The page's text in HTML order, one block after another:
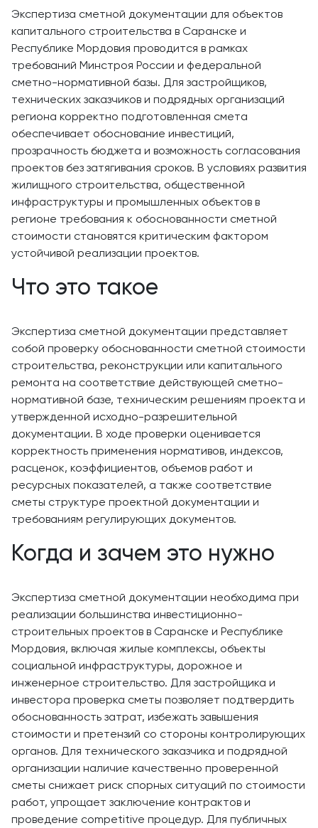
Экспертиза сметной документации для объектов
капитального строительства в Саранске и
Республике Мордовия проводится в рамках
требований Минстроя России и федеральной
сметно-нормативной базы. Для застройщиков,
технических заказчиков и подрядных организаций
региона корректно подготовленная смета
обеспечивает обоснование инвестиций,
прозрачность бюджета и возможность согласования
проектов без затягивания сроков. В условиях развития
жилищного строительства, общественной
инфраструктуры и промышленных объектов в
регионе требования к обоснованности сметной
стоимости становятся критическим фактором
устойчивой реализации проектов.
Что это такое
Экспертиза сметной документации представляет
собой проверку обоснованности сметной стоимости
строительства, реконструкции или капитального
ремонта на соответствие действующей сметно-
нормативной базе, техническим решениям проекта и
утвержденной исходно-разрешительной
документации. В ходе проверки оценивается
корректность применения нормативов, индексов,
расценок, коэффициентов, объемов работ и
ресурсных показателей, а также соответствие
сметы структуре проектной документации и
требованиям регулирующих документов.
Когда и зачем это нужно
Экспертиза сметной документации необходима при
реализации большинства инвестиционно-
строительных проектов в Саранске и Республике
Мордовия, включая жилые комплексы, объекты
социальной инфраструктуры, дорожное и
инженерное строительство. Для застройщика и
инвестора проверка сметы позволяет подтвердить
обоснованность затрат, избежать завышения
стоимости и претензий со стороны контролирующих
органов. Для технического заказчика и подрядной
организации наличие качественно проверенной
сметы снижает риск спорных ситуаций по стоимости
работ, упрощает заключение контрактов и
проведение competitive процедур. Для публичных